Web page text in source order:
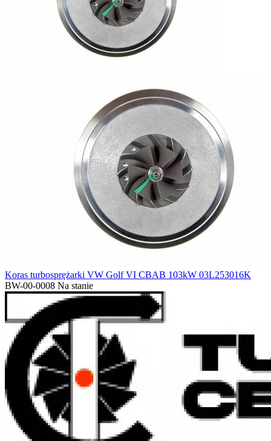
Koras turbosprężarki VW Golf VI CBAB 103kW 03L253016K
BW-00-0008 Na stanie